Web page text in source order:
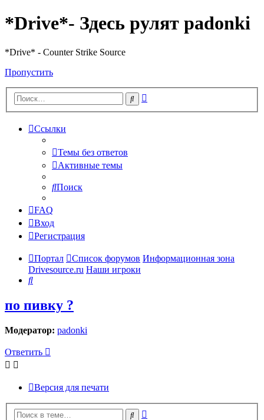
*Drive*- Здесь рулят padonki
*Drive* - Counter Strike Source
Пропустить
Поиск
Ссылки
Темы без ответов
Активные темы
Поиск
FAQ
Вход
Регистрация
Портал Список форумов Информационная зона
Drivesource.ru Наши игроки
Поиск
по пивку ?
Модератор: padonki
Ответить
Версия для печати
Поиск